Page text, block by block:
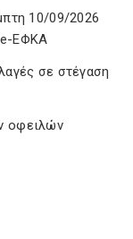
10/09/2026
ΕΦΚΑ
σε στέγαση
οφειλών